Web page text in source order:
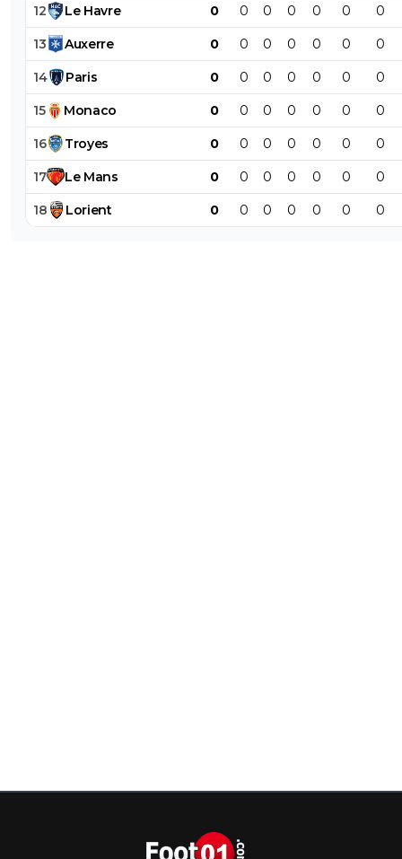
12 Le Havre 0 0 0 0 0 0 0
13 Auxerre 0 0 0 0 0 0 0
14 Paris 0 0 0 0 0 0 0
15 Monaco 0 0 0 0 0 0 0
16 Troyes 0 0 0 0 0 0 0
17 Le Mans 0 0 0 0 0 0 0
18 Lorient 0 0 0 0 0 0 0